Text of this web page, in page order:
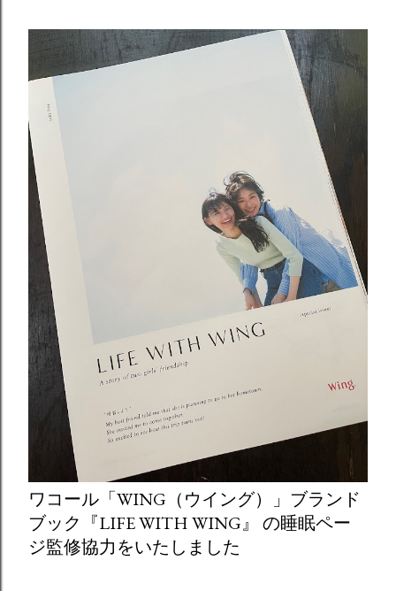
ワコール「WING（ウイング）」ブランド
ブック『LIFE WITH WING』 の睡眠ペー
ジ監修協力をいたしました